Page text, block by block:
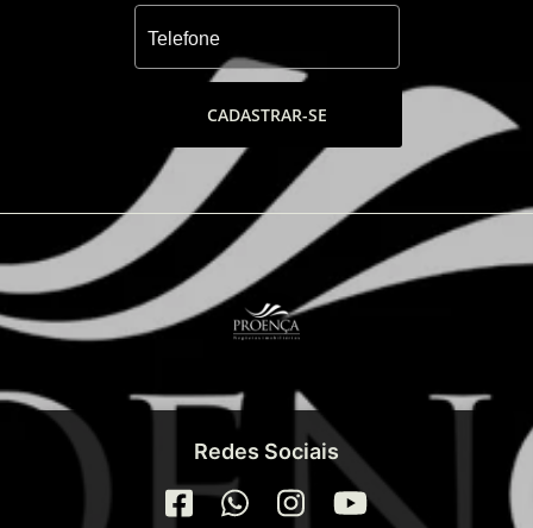
CADASTRAR-SE
Redes Sociais